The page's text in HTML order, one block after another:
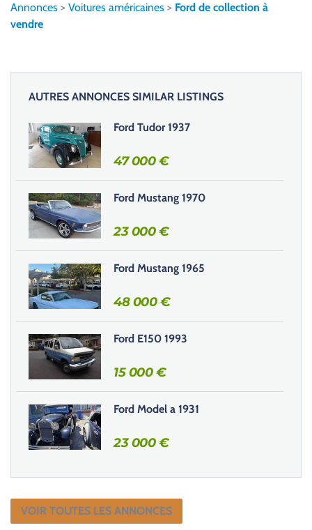
e
s
e
r
c
e
c
h
m
p
v
i
d
e
.
Annonces > Voitures américaines > Ford de collection à
vendre
AUTRES ANNONCES SIMILAR LISTINGS
Ford Tudor 1937
47 000€
Ford Mustang 1970
23 000€
Ford Mustang 1965
48 000€
Ford E150 1993
15 000€
Ford Model a 1931
23 000€
VOIR TOUTES LES ANNONCES